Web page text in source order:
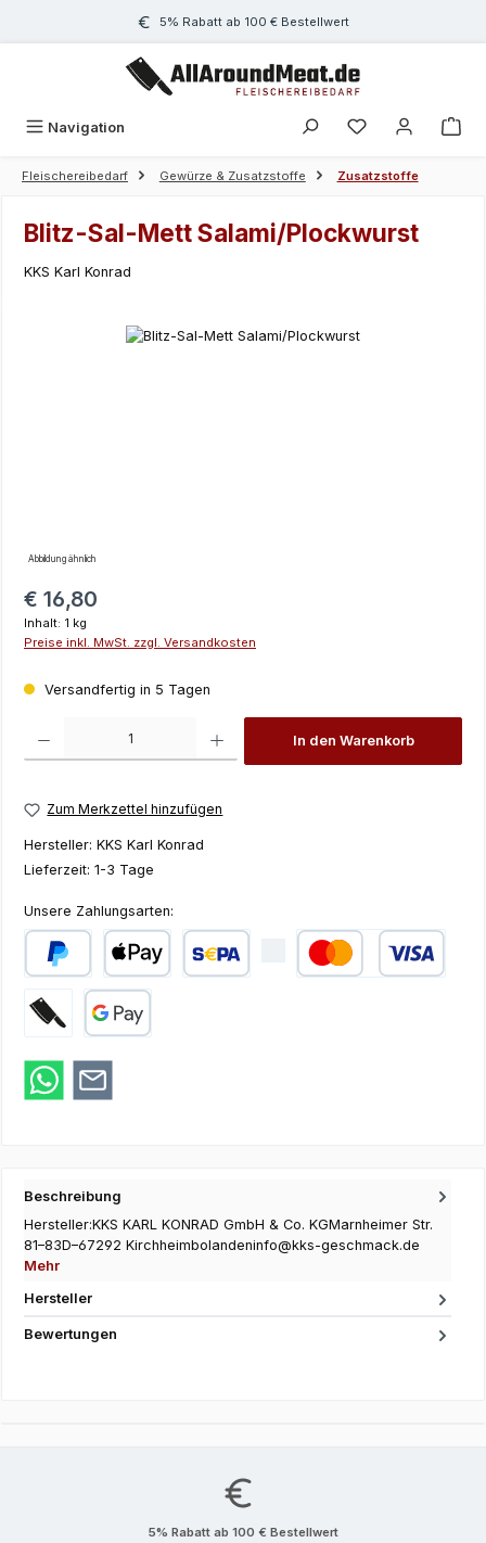
Zum Hauptinhalt springen5% Rabatt ab 100 € Bestellwert
Navigation
Fleischereibedarf Gewürze & Zusatzstoffe Zusatzstoffe
Blitz-Sal-Mett Salami/Plockwurst
KKS Karl Konrad
Bildergalerie überspringen
Abbildung ähnlich
Regulärer Preis:
€ 16,80
Inhalt: 1 kg
Preise inkl. MwSt. zzgl. Versandkosten
Versandfertig in 5 Tagen
In den Warenkorb
Zum Merkzettel hinzufügen
Hersteller: KKS Karl Konrad
Lieferzeit: 1-3 Tage
Unsere Zahlungsarten:
PayPal Apple Pay
Beschreibung
Hersteller:KKS KARL KONRAD GmbH & Co. KGMarnheimer Str.
81–83D–67292 Kirchheimbolandeninfo@kks-geschmack.de
Mehr
Hersteller
Bewertungen
5% Rabatt ab 100 € Bestellwert